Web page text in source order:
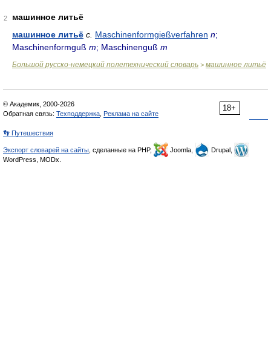
2
машинное литьё
машинное литьё с. Maschinenformgießverfahren n;
Maschinenformguß m; Maschinenguß m
Большой русско-немецкий полетехнический словарь > машинное литьё
18+
© Академик, 2000-2026
Обратная связь: Техподдержка Реклама на сайте
👣 Путешествия
Экспорт словарей на сайты , сделанные на PHP, Joomla,
Drupal,
WordPress, MODx.